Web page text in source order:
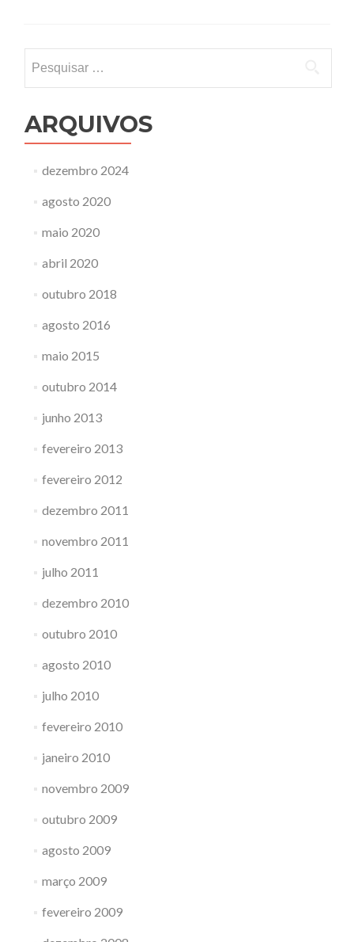
por:
ARQUIVOS
dezembro 2024
agosto 2020
maio 2020
abril 2020
outubro 2018
agosto 2016
maio 2015
outubro 2014
junho 2013
fevereiro 2013
fevereiro 2012
dezembro 2011
novembro 2011
julho 2011
dezembro 2010
outubro 2010
agosto 2010
julho 2010
fevereiro 2010
janeiro 2010
novembro 2009
outubro 2009
agosto 2009
março 2009
fevereiro 2009